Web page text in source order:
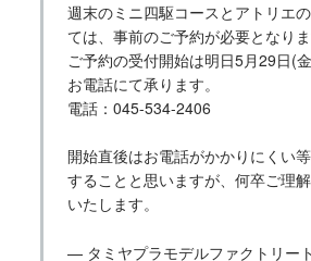
週末のミニ四駆コースとアトリエ
ては、事前のご予約が必要となりま
ご予約の受付開始は明日5月29日(金
お電話にて承ります。
電話：045-534-2406
開始直後はお電話がかかりにくい
することと思いますが、何卒ご理
いたします。
— タミヤプラモデルファクトリー